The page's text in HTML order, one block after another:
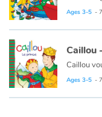
Catalogue anglais
Contraste +
Ce livre
Ages 3-5 -
Caillou
Ce livre
Ages 3-5 -